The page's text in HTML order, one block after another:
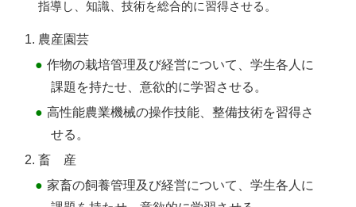
指導し、知識、技術を総合的に習得させる。
農産園芸
作物の栽培管理及び経営について、学生各人に
課題を持たせ、意欲的に学習させる。
高性能農業機械の操作技能、整備技術を習得さ
せる。
畜 産
家畜の飼養管理及び経営について、学生各人に